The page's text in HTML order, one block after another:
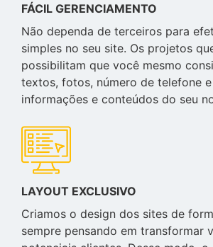
FÁCIL GERENCIAMENTO
Não dependa de terceiros para
simples no seu site. Os projetos
possibilitam que você mesmo
textos, fotos, número de telefone
informações e conteúdos do seu
LAYOUT EXCLUSIVO
Criamos o design dos sites de
sempre pensando em transformar